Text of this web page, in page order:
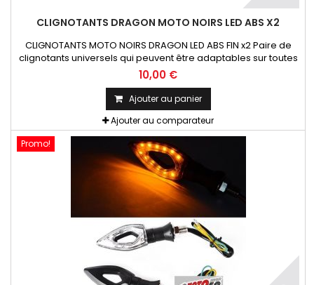
CLIGNOTANTS DRAGON MOTO NOIRS LED ABS X2
CLIGNOTANTS MOTO NOIRS DRAGON LED ABS FIN x2 Paire de
clignotants universels qui peuvent être adaptables sur toutes
motos ou scooters
10,00 €
Ajouter au panier
Ajouter au comparateur
Promo!